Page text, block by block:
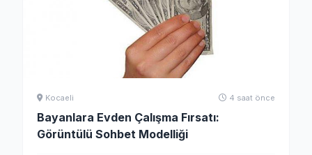
Kocaeli 4 saat önce
Bayanlara Evden Çalışma Fırsatı:
Görüntülü Sohbet Modelliği